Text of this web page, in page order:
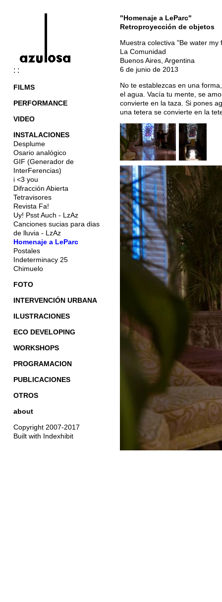
: :
FILMS
PERFORMANCE
VIDEO
INSTALACIONES
Desplume
Osario analógico
GIF (Generador de
InterFerencias)
i <3 you
Difracción Abierta
Tetravisores
Revista Fa!
Uy! Psst Auch - LzAz
Canciones sucias para dias
de lluvia - LzAz
Homenaje a LeParc
Postales
Indeterminacy 25
Chimuelo
FOTO
INTERVENCIÓN URBANA
ILUSTRACIONES
ECO DEVELOPING
WORKSHOPS
PROGRAMACION
PUBLICACIONES
OTROS
about
Copyright 2007-2017
Built with Indexhibit
"Homenaje a LeParc"
Retroproyección de objetos
Muestra colectiva "Be water my
La Comunidad
Buenos Aires, Argentina
6 de junio de 2013
No te establezcas en una
el agua. Vacía tu mente, se
convierte en la taza. Si pones
una tetera se convierte en la